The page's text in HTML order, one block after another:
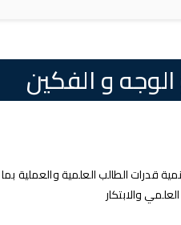
و الفكين
قدرات الطالب العلمية والعملية
والابتكار